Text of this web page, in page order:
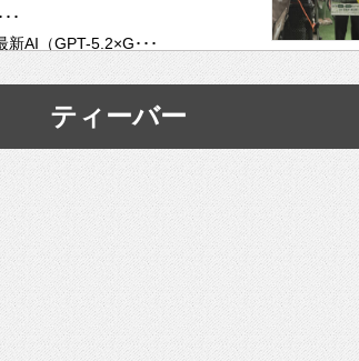
･
新AI（GPT-5.2×G･･･
Ultra･･･
ステム、”自分が今話し･･･
て、想いを渡す」 TE･･･
ティーバー